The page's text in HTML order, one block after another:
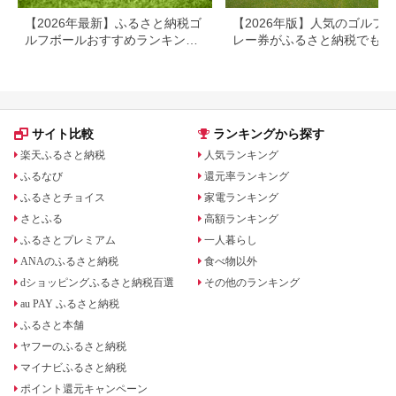
【2026年最新】ふるさと納税ゴ
ルフボールおすすめランキング
【2026年版】人気のゴルフ
レー券がふるさと納税でもら
サイト比較
楽天ふるさと納税
ふるなび
ふるさとチョイス
さとふる
ふるさとプレミアム
ANAのふるさと納税
dショッピングふるさと納税百選
au PAY ふるさと納税
ふるさと本舗
ヤフーのふるさと納税
マイナビふるさと納税
ポイント還元キャンペーン
ランキングから探す
人気ランキング
還元率ランキング
家電ランキング
高額ランキング
一人暮らし
食べ物以外
その他のランキング